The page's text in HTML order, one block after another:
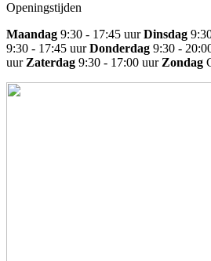
Openingstijden
Maandag 9:30 - 17:45 uur Dinsdag
9:30 - 17:45 uur Donderdag 9:30 -
uur Zaterdag 9:30 - 17:00 uur Zondag